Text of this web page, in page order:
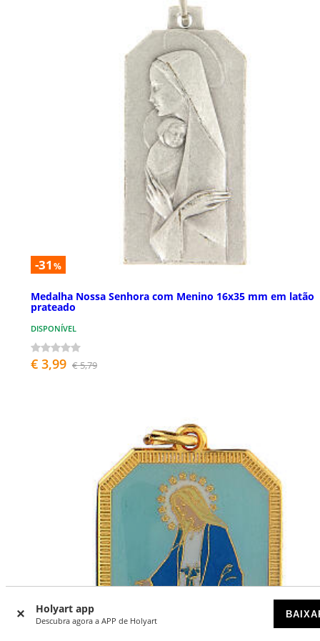
Holyart app
Descubra agora a APP de Holyart
-31 %
Medalha Nossa Senhora com Menino 16x35 mm em latão
prateado
DISPONÍVEL
€ 3,99 € 5,79